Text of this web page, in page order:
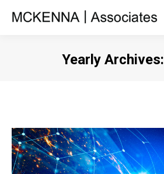
Yearly Archives: